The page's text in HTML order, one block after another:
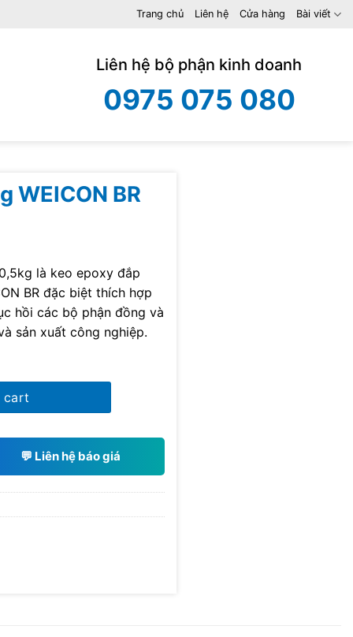
Trang chủ Liên hệ Cửa hàng Bài viết
Liên hệ bộ phận kinh doanh
0975 075 080
WEICON BR
là keo epoxy đắp
BR đặc biệt thích hợp
hồi các bộ phận đồng và
sản xuất công nghiệp.
quantity
cart
💬 Liên hệ báo giá